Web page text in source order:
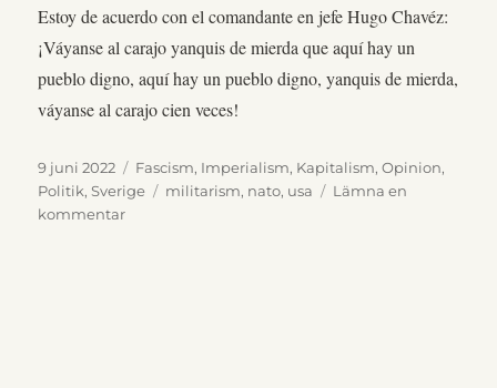
Estoy de acuerdo con el comandante en jefe Hugo Chavéz:
¡Váyanse al carajo yanquis de mierda que aquí hay un
pueblo digno, aquí hay un pueblo digno, yanquis de mierda,
váyanse al carajo cien veces!
Publicerat
den
9 juni 2022 Kategorier
Fascism, Imperialism, Kapitalism,Opinion,
Politik,Sverige Etiketter
militarism, nato, usa
Lämna en
kommentartill